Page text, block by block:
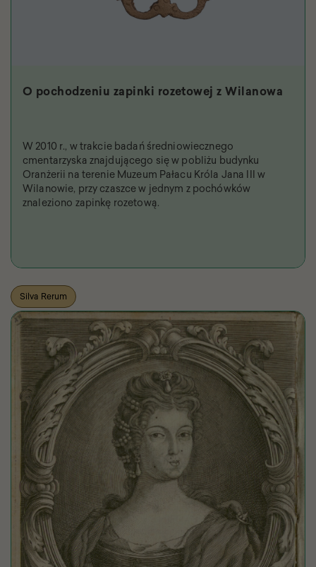
O pochodzeniu zapinki rozetowej z Wilanowa
W 2010 r., w trakcie badań średniowiecznego
cmentarzyska znajdującego się w pobliżu budynku
Oranżerii na terenie Muzeum Pałacu Króla Jana III w
Wilanowie, przy czaszce w jednym z pochówków
znaleziono zapinkę rozetową.
Silva Rerum